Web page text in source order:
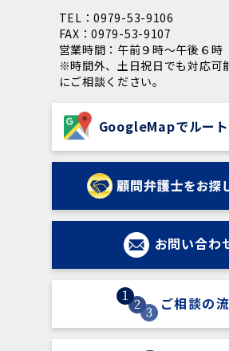
2023年06月30日
セミナー
セミナー告知｜「労働
ミナー＠中津商工会議所（テキス
費2200円）」を開催します。
2022年12月23日
事務所概要
2023年05月29日
な言い方をすべき？違法にならな
説」に関する記事を記載いたしまし
2023年03月14日
お問い合わせ
TEL：0979-53-9106
FAX：0979-53-9107
営業時間：午前９時～午後６時
※時間外、土日祝日でも対応可
にご相談ください。
GoogleMapでルー
お問い合わ
ご相談の